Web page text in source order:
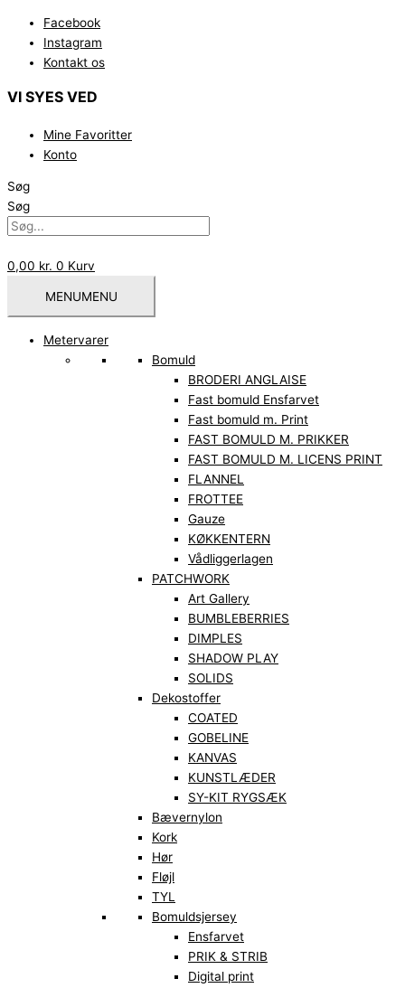
indholdet
Facebook
Instagram
Kontakt os
VI SYES VED
Mine Favoritter
Konto
Søg
Søg
0,00 kr. 0 Kurv
MENUMENU
Metervarer
Bomuld
BRODERI ANGLAISE
Fast bomuld Ensfarvet
Fast bomuld m. Print
FAST BOMULD M. PRIKKER
FAST BOMULD M. LICENS PRINT
FLANNEL
FROTTEE
Gauze
KØKKENTERN
Vådliggerlagen
PATCHWORK
Art Gallery
BUMBLEBERRIES
DIMPLES
SHADOW PLAY
SOLIDS
Dekostoffer
COATED
GOBELINE
KANVAS
KUNSTLÆDER
SY-KIT RYGSÆK
Bævernylon
Kork
Hør
Fløjl
TYL
Bomuldsjersey
Ensfarvet
PRIK & STRIB
Digital print